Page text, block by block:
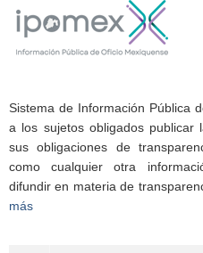
Sistema de Información Pública
a los sujetos obligados publicar
sus obligaciones de
como cualquier otra
difundir en materia de
más